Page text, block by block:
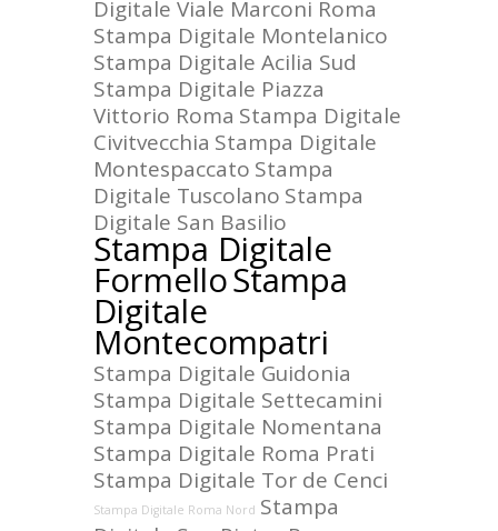
Digitale Viale Marconi Roma
Stampa Digitale Montelanico
Stampa Digitale Acilia Sud
Stampa Digitale Piazza
Vittorio Roma Stampa Digitale
Civitvecchia Stampa Digitale
Montespaccato Stampa
Digitale Tuscolano Stampa
Digitale San Basilio
Stampa Digitale
FormelloStampa
Digitale
Montecompatri
Stampa Digitale Guidonia
Stampa Digitale Settecamini
Stampa Digitale Nomentana
Stampa Digitale Roma Prati
Stampa Digitale Tor de Cenci
Stampa Digitale Roma Nord Stampa